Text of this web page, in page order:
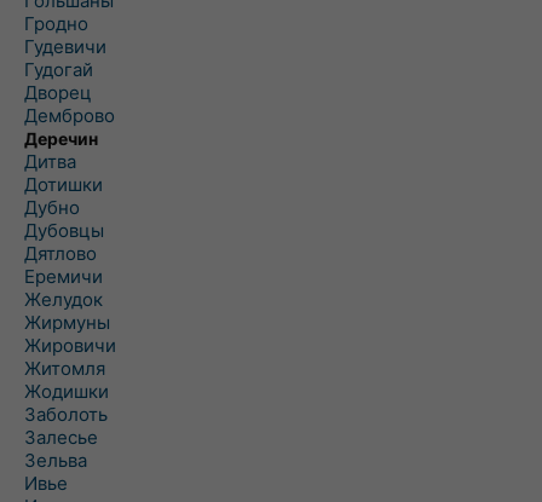
Гродно
Гудевичи
Гудогай
Дворец
Демброво
Деречин
Дитва
Дотишки
Дубно
Дубовцы
Дятлово
Еремичи
Желудок
Жирмуны
Жировичи
Житомля
Жодишки
Заболоть
Залесье
Зельва
Ивье